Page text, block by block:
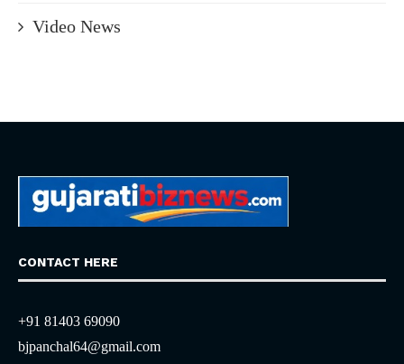
Video News
CONTACT HERE
+91 81403 69090
bjpanchal64@gmail.com